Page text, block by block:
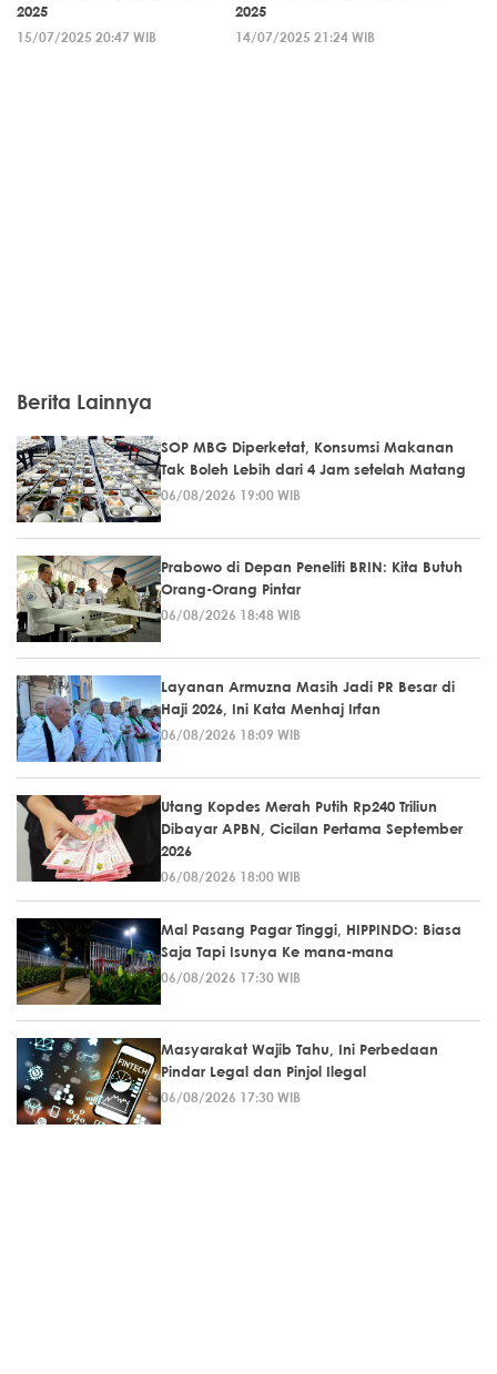
2025
15/07/2025 20:47 WIB
2025
14/07/2025 21:24 WIB
Berita Lainnya
SOP MBG Diperketat, Konsumsi Makanan
Tak Boleh Lebih dari 4 Jam setelah Matang
06/08/2026 19:00 WIB
Prabowo di Depan Peneliti BRIN: Kita Butuh
Orang-Orang Pintar
06/08/2026 18:48 WIB
Layanan Armuzna Masih Jadi PR Besar di
Haji 2026, Ini Kata Menhaj Irfan
06/08/2026 18:09 WIB
Utang Kopdes Merah Putih Rp240 Triliun
Dibayar APBN, Cicilan Pertama September
2026
06/08/2026 18:00 WIB
Mal Pasang Pagar Tinggi, HIPPINDO: Biasa
Saja Tapi Isunya Ke mana-mana
06/08/2026 17:30 WIB
Masyarakat Wajib Tahu, Ini Perbedaan
Pindar Legal dan Pinjol Ilegal
06/08/2026 17:30 WIB